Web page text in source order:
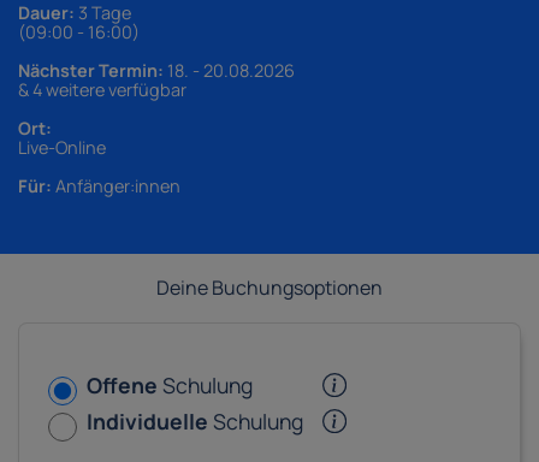
Dauer: 3 Tage
(09:00 - 16:00)
Nächster Termin: 18. - 20.08.2026
& 4 weitere verfügbar
Ort:
Live-Online
Für: Anfänger:innen
Deine Buchungsoptionen
Offene Schulung
Individuelle Schulung